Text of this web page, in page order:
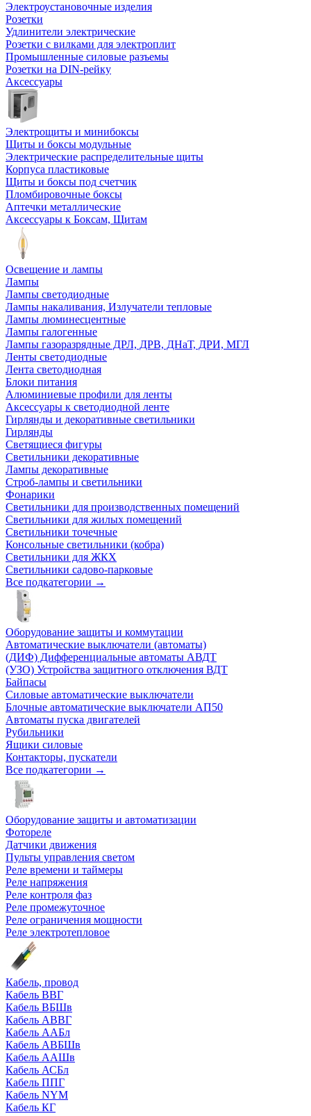
Электроустановочные изделия
Розетки
Удлинители электрические
Розетки с вилками для электроплит
Промышленные силовые разъемы
Розетки на DIN-рейку
Аксессуары
Электрощиты и минибоксы
Щиты и боксы модульные
Электрические распределительные щиты
Корпуса пластиковые
Щиты и боксы под счетчик
Пломбировочные боксы
Аптечки металлические
Аксессуары к Боксам, Щитам
Освещение и лампы
Лампы
Лампы светодиодные
Лампы накаливания, Излучатели тепловые
Лампы люминесцентные
Лампы галогенные
Лампы газоразрядные ДРЛ, ДРВ, ДНаТ, ДРИ, МГЛ
Ленты светодиодные
Лента светодиодная
Блоки питания
Алюминиевые профили для ленты
Аксессуары к светодиодной ленте
Гирлянды и декоративные светильники
Гирлянды
Светящиеся фигуры
Светильники декоративные
Лампы декоративные
Строб-лампы и светильники
Фонарики
Светильники для производственных помещений
Светильники для жилых помещений
Светильники точечные
Консольные светильники (кобра)
Светильники для ЖКХ
Светильники садово-парковые
Все подкатегории →
Оборудование защиты и коммутации
Автоматические выключатели (автоматы)
(ДИФ) Дифференциальные автоматы АВДТ
(УЗО) Устройства защитного отключения ВДТ
Байпасы
Силовые автоматические выключатели
Блочные автоматические выключатели АП50
Автоматы пуска двигателей
Рубильники
Ящики силовые
Контакторы, пускатели
Все подкатегории →
Оборудование защиты и автоматизации
Фотореле
Датчики движения
Пульты управления светом
Реле времени и таймеры
Реле напряжения
Реле контроля фаз
Реле промежуточное
Реле ограничения мощности
Реле электротепловое
Кабель, провод
Кабель ВВГ
Кабель ВБШв
Кабель АВВГ
Кабель ААБл
Кабель АВБШв
Кабель ААШв
Кабель АСБл
Кабель ППГ
Кабель NYM
Кабель КГ